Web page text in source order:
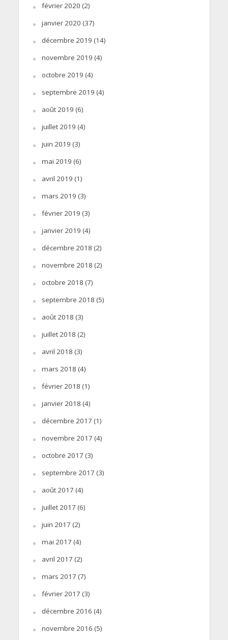
février 2020 (2)
janvier 2020 (37)
décembre 2019 (14)
novembre 2019 (4)
octobre 2019 (4)
septembre 2019 (4)
août 2019 (6)
juillet 2019 (4)
juin 2019 (3)
mai 2019 (6)
avril 2019 (1)
mars 2019 (3)
février 2019 (3)
janvier 2019 (4)
décembre 2018 (2)
novembre 2018 (2)
octobre 2018 (7)
septembre 2018 (5)
août 2018 (3)
juillet 2018 (2)
avril 2018 (3)
mars 2018 (4)
février 2018 (1)
janvier 2018 (4)
décembre 2017 (1)
novembre 2017 (4)
octobre 2017 (3)
septembre 2017 (3)
août 2017 (4)
juillet 2017 (6)
juin 2017 (2)
mai 2017 (4)
avril 2017 (2)
mars 2017 (7)
février 2017 (3)
décembre 2016 (4)
novembre 2016 (5)